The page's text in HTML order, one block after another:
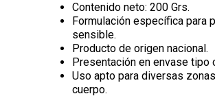
Contenido neto: 200 Grs.
Formulación específica para
sensible.
Producto de origen nacional.
Presentación en envase tipo
Uso apto para diversas
cuerpo.